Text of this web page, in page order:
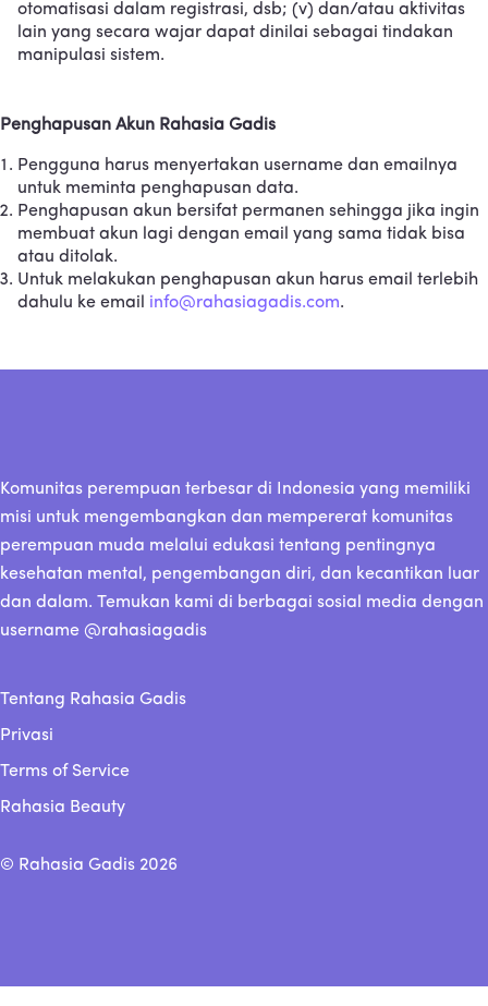
otomatisasi dalam registrasi, dsb; (v) dan/atau aktivitas
lain yang secara wajar dapat dinilai sebagai tindakan
manipulasi sistem.
Penghapusan Akun Rahasia Gadis
Pengguna harus menyertakan username dan emailnya
untuk meminta penghapusan data.
Penghapusan akun bersifat permanen sehingga jika ingin
membuat akun lagi dengan email yang sama tidak bisa
atau ditolak.
Untuk melakukan penghapusan akun harus email terlebih
dahulu ke email info@rahasiagadis.com.
Komunitas perempuan terbesar di Indonesia yang memiliki
misi untuk mengembangkan dan mempererat komunitas
perempuan muda melalui edukasi tentang pentingnya
kesehatan mental, pengembangan diri, dan kecantikan luar
dan dalam. Temukan kami di berbagai sosial media dengan
username @rahasiagadis
Tentang Rahasia Gadis
Privasi
Terms of Service
Rahasia Beauty
© Rahasia Gadis 2026